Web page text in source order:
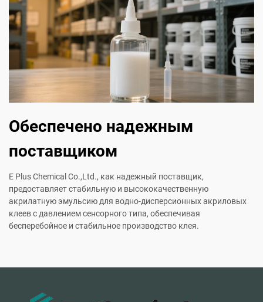
Обеспечено надежным
поставщиком
E Plus Chemical Co.,Ltd., как надежный поставщик,
предоставляет стабильную и высококачественную
акрилатную эмульсию для водно-дисперсионных акриловых
клеев с давлением сенсорного типа, обеспечивая
бесперебойное и стабильное производство клея.